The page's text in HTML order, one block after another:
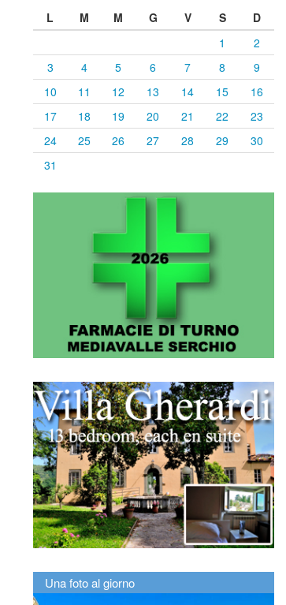
L
M M G V S
D
1
2
3
4 5 6 7 8
9
10
11 12 13 14 15
16
17
18 19 20 21 22
23
24
25 26 27 28 29
30
31
Una foto al giorno